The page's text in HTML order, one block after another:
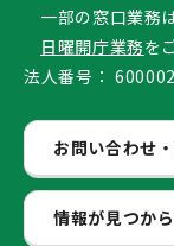
一部の窓口業務
日曜開庁業務を
法人番号：
お問い合わせ
情報が見つか